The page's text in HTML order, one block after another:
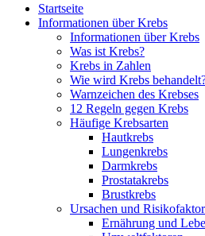
Startseite
Informationen über Krebs
Informationen über Krebs
Was ist Krebs?
Krebs in Zahlen
Wie wird Krebs
Warnzeichen des Krebses
12 Regeln gegen Krebs
Häufige Krebsarten
Hautkrebs
Lungenkrebs
Darmkrebs
Prostatakrebs
Brustkrebs
Ursachen und
Ernährung und